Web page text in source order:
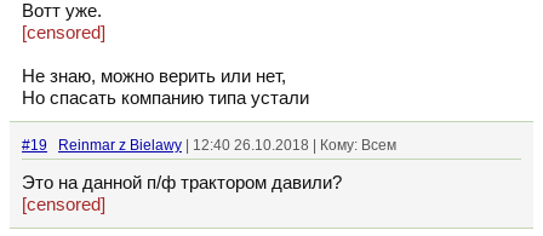
Вотт уже.
[censored]
Не знаю, можно верить или нет,
Но спасать компанию типа устали
#19 Reinmar z Bielawy | 12:40 26.10.2018 | Кому: Всем
Это на данной п/ф трактором давили?
[censored]